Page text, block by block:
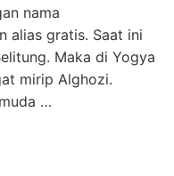
nama
alias gratis. Saat ini
Maka di Yogya
mirip Alghozi.
…